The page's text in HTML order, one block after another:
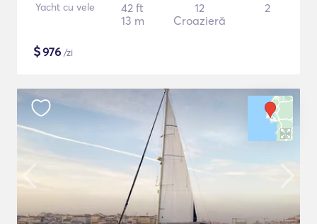
Yacht cu vele
42 ft
13 m
12
Croazieră
2
$976 /zi